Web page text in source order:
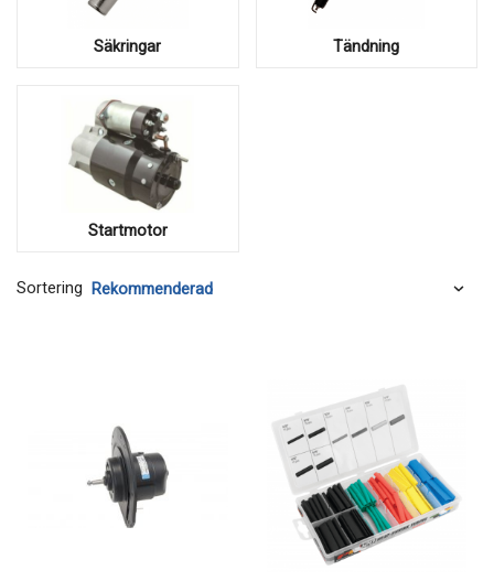
Säkringar Tändning
Startmotor
Sortering